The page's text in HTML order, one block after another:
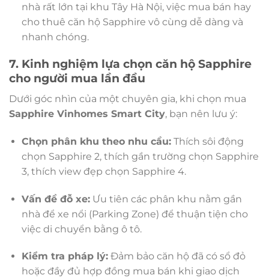
nhà rất lớn tại khu Tây Hà Nội, việc mua bán hay
cho thuê căn hộ Sapphire vô cùng dễ dàng và
nhanh chóng.
7. Kinh nghiệm lựa chọn căn hộ Sapphire
cho người mua lần đầu
Dưới góc nhìn của một chuyên gia, khi chọn mua
Sapphire Vinhomes Smart City, bạn nên lưu ý:
Chọn phân khu theo nhu cầu:Thích sôi động
chọn Sapphire 2, thích gần trường chọn Sapphire
3, thích view đẹp chọn Sapphire 4.
Vấn đề đỗ xe:Ưu tiên các phân khu nằm gần
nhà để xe nổi (Parking Zone) để thuận tiện cho
việc di chuyển bằng ô tô.
Kiểm tra pháp lý:Đảm bảo căn hộ đã có sổ đỏ
hoặc đầy đủ hợp đồng mua bán khi giao dịch